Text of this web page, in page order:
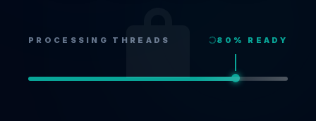
PROCESSING THREADS 80 % READY